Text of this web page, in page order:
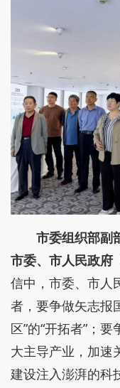
市委组织部副
市委、市人民政府
信中，市委、市人
者，要争做矢志报
区”的“开拓者”；
大主导产业，加速
建设注入澎湃的科